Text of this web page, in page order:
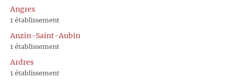
Angres
1 établissement
Anzin-Saint-Aubin
1 établissement
Ardres
1 établissement